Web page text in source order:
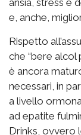
e, anche,
Rispetto
che “bere alcol
è ancora
necessari, in
a livello
ad epatite
Drinks, ovvero